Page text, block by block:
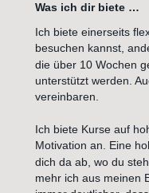
Was ich dir biete …
Ich biete einerseits
besuchen kannst,
die über 10 Wochen
unterstützt werden.
vereinbaren.
Ich biete Kurse auf
Motivation an. Eine
dich da ab, wo du
mehr ich aus meinen